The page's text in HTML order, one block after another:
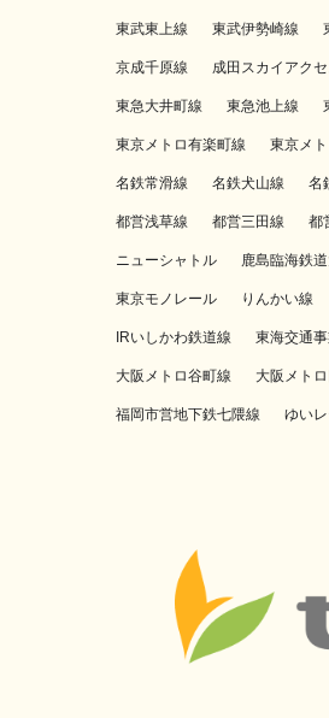
東武東上線 東武伊勢崎線
京成千原線 成田スカイアクセ
東急大井町線 東急池上線
東京メトロ有楽町線 東京メ
名鉄常滑線 名鉄犬山線 名
都営浅草線 都営三田線 都
ニューシャトル 鹿島臨海鉄
東京モノレール りんかい線
IRいしかわ鉄道線 東海交通
大阪メトロ谷町線 大阪メト
福岡市営地下鉄七隈線 ゆい